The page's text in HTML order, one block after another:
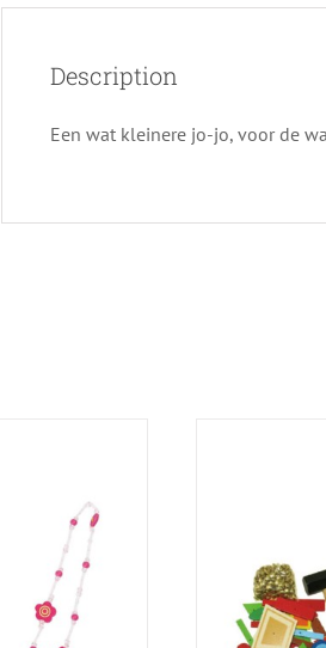
Description
Een wat kleinere jo-jo, voor de